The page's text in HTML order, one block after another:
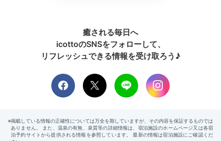
朝食も館内のお食事処でいただけます。心をこめて作ら
全道各地から届く新鮮な魚介類や、自家菜園
で採れた野菜 を使った滋養たっぷりの朝ごはんです。
癒される毎日へ
icottoのSNSをフォローして、
リフレッシュできる情報を受け取ろう♪